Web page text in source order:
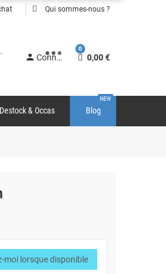
Qui sommes-nous ?
person Connexion
0
0,00 €
Destock & Occas Blog
NEW
moi lorsque disponible